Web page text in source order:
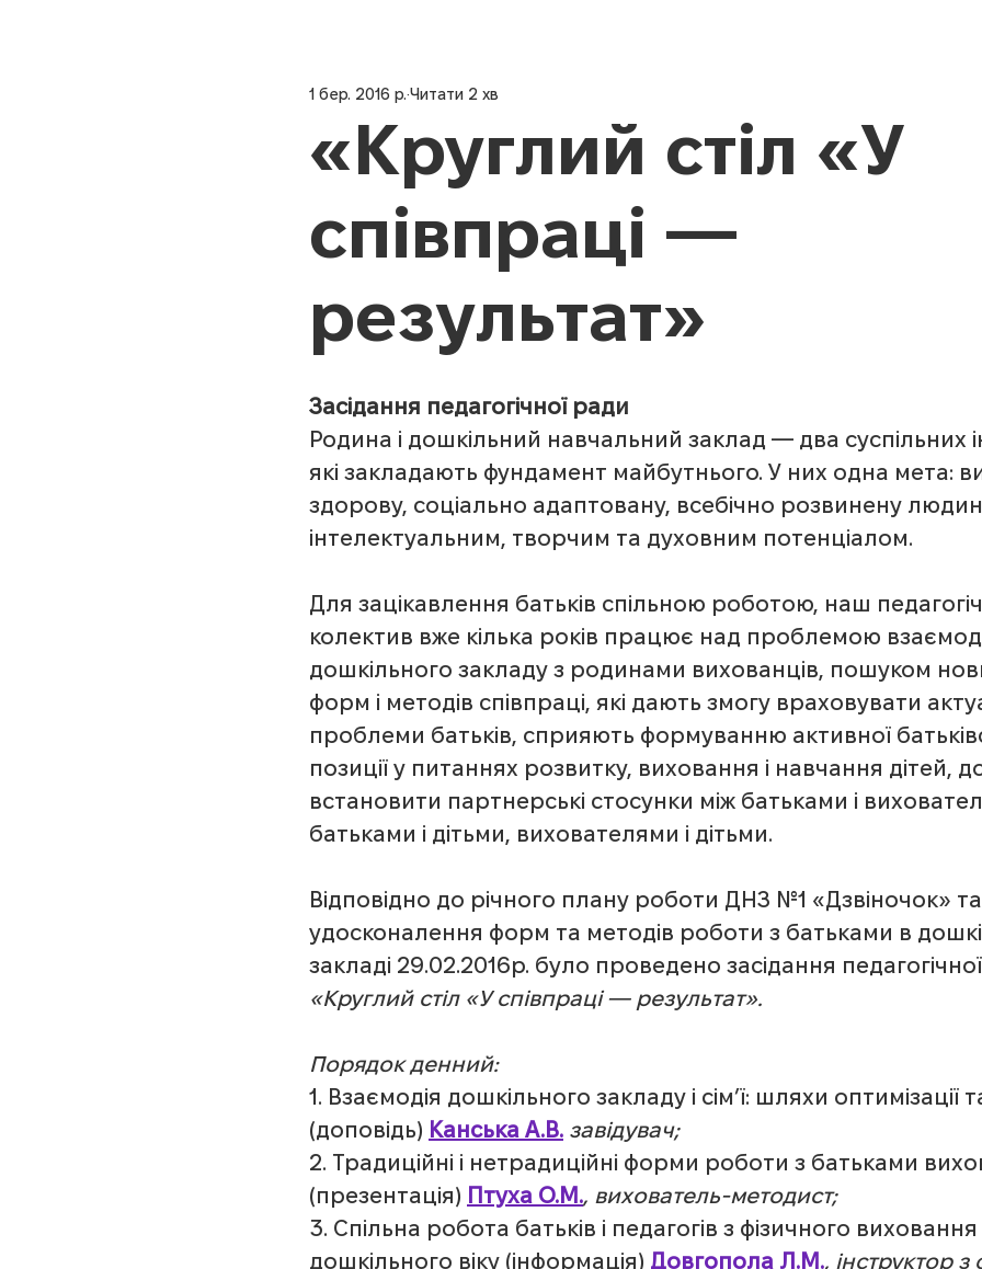
«Круглий стіл «У
співпраці —
результат»
1 бер. 2016 р. Читати 2 хв
Засідання педагогічної ради
Родина і дошкільний навчальний заклад — два суспільних
які закладають фундамент майбутнього. У них одна мета:
здорову, соціально адаптовану, всебічно розвинену
інтелектуальним, творчим та духовним потенціалом.
Для зацікавлення батьків спільною роботою, наш
колектив вже кілька років працює над проблемою
дошкільного закладу з родинами вихованців, пошуком
форм і методів співпраці, які дають змогу враховувати
проблеми батьків, сприяють формуванню активної
позиції у питаннях розвитку, виховання і навчання дітей,
встановити партнерські стосунки між батьками і
батьками і дітьми, вихователями і дітьми.
Відповідно до річного плану роботи ДНЗ №1 «Дзвіночок»
удосконалення форм та методів роботи з батьками в
закладі 29.02.2016р. було проведено засідання
«Круглий стіл «У співпраці — результат».
Порядок денний:
1. Взаємодія дошкільного закладу і сім’ї: шляхи оптимізації
(доповідь) Канська А.В. завідувач;
2. Традиційні і нетрадиційні форми роботи з батьками
(презентація) Птуха О.М., вихователь-методист;
3. Спільна робота батьків і педагогів з фізичного виховання
дошкільного віку (інформація) Довгопола Л.М., інструктор з